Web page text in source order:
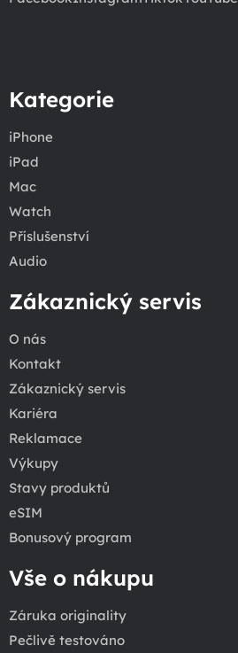
Kategorie
iPhone
iPad
Mac
Watch
Příslušenství
Audio
Zákaznický servis
O nás
Kontakt
Zákaznický servis
Kariéra
Reklamace
Výkupy
Stavy produktů
eSIM
Bonusový program
Vše o nákupu
Záruka originality
Pečlivě testováno